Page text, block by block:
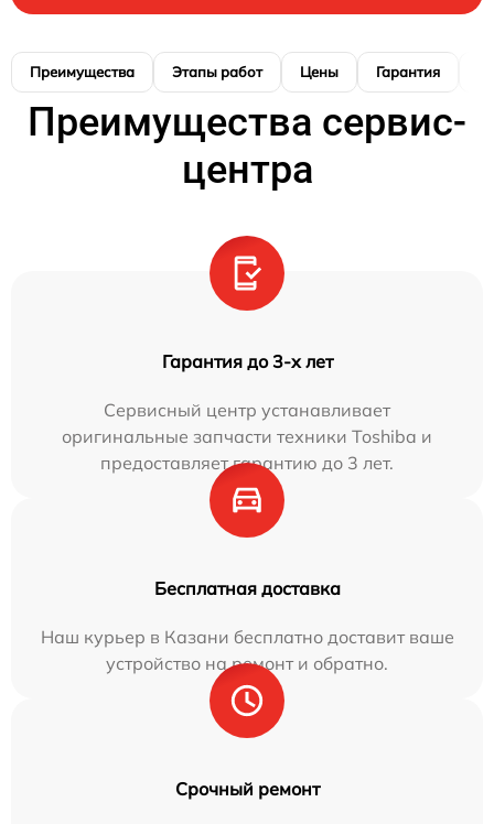
Преимущества Этапы работ Цены Гарантия
Преимущества сервис-
центра
Гарантия до 3-х лет
Сервисный центр устанавливает
оригинальные запчасти техники Toshiba и
предоставляет гарантию до 3 лет.
Бесплатная доставка
Наш курьер в Казани бесплатно доставит ваше
устройство на ремонт и обратно.
Срочный ремонт